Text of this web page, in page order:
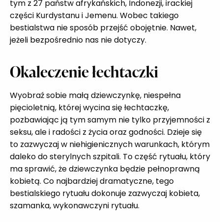
tym z 27 państw afrykańskich, Indonezji, irackiej
części Kurdystanu i Jemenu. Wobec takiego
bestialstwa nie sposób przejść obojętnie. Nawet,
jeżeli bezpośrednio nas nie dotyczy.
Okaleczenie łechtaczki
Wyobraź sobie małą dziewczynkę, niespełna
pięcioletnią, której wycina się łechtaczkę,
pozbawiając ją tym samym nie tylko przyjemności z
seksu, ale i radości z życia oraz godności. Dzieje się
to zazwyczaj w niehigienicznych warunkach, którym
daleko do sterylnych szpitali. To część rytuału, który
ma sprawić, że dziewczynka będzie pełnoprawną
kobietą. Co najbardziej dramatyczne, tego
bestialskiego rytuału dokonuje zazwyczaj kobieta,
szamanka, wykonawczyni rytuału.